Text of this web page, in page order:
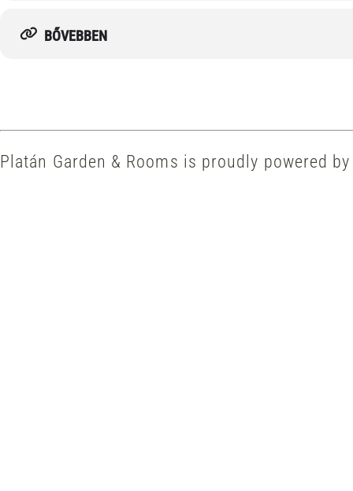
BŐVEBBEN
Platán Garden & Rooms is proudly powered